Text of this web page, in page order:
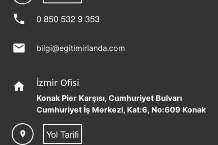
phone 0 850 532 9 353
mail bilgi@egitimirlanda.com
home İzmir Ofisi
Konak Pier Karşısı, Cumhuriyet Bulvarı
Cumhuriyet İş Merkezi, Kat:6, No:609 Konak
location_on Yol Tarifi